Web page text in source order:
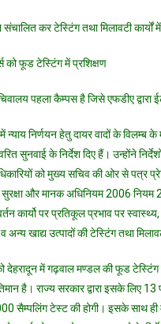
संचालित कर टेस्टिंग तथा मिलावटी कार्यों
को फूड टेस्टिंग में प्रशिक्षण
पहला कैम्पस है जिसे एफडीए द्वारा
न्याय निर्णयन हेतु दायर वादों के विलम्ब
सुनवाई के निर्देश दिए हैं। उन्होंने
को मुख्य सचिव की ओर से पत्र
और मानक अधिनियम 2006
कार्यो पर प्रतिकूल प्रभाव पर
खाद्य उत्पादों की टेस्टिंग तथा
को देहरादून में गढ़वाल मण्डल की फूड
है। राज्य सरकार द्वारा इसके लिए
सैम्पलिंग टेस्ट की होगी। इसके साथ